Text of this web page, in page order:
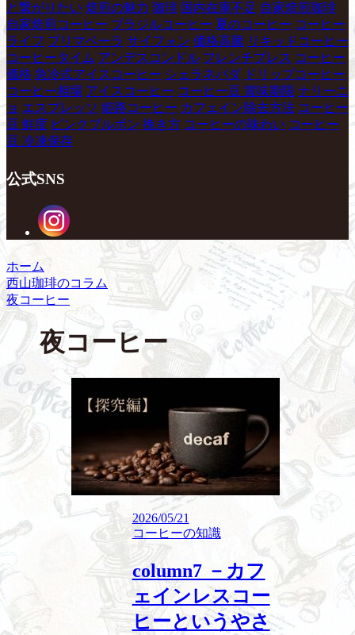
と繋がりたい 焙煎の魅力 珈琲 国内在庫不足 自家焙煎珈琲
自家焙煎コーヒー ブラジルコーヒー 夏のコーヒー コーヒー
ライフ プリマベーラ サイフォン 価格高騰 リキッドコーヒー
コーヒータイム アンデスコンドル フレンチプレス コーヒー
価格 急冷式アイスコーヒー シェラネバダ ドリップコーヒー
コーヒー相場 アイスコーヒー コーヒー豆 賞味期限 ナリーニ
ョ エスプレッソ 姫路コーヒー カフェイン除去方法 コーヒー
豆 鮮度 ピンクブルボン 挽き方 コーヒーの味わい コーヒー
豆 冷凍保存
公式SNS
ホーム
西山珈琲のコラム
夜コーヒー
夜コーヒー
2026/05/21
コーヒーの知識
column7 －カフ
ェインレスコー
ヒーというやさ